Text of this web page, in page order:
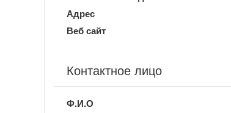
Адрес
Веб сайт
Контактное лицо
Ф.И.О